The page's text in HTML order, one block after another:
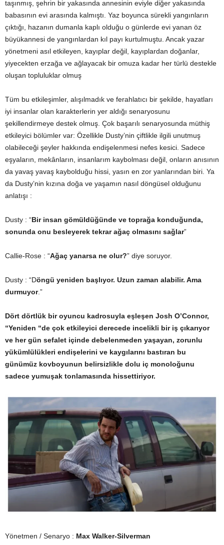
taşınmış, şehrin bir yakasında annesinin eviyle diğer yakasında
babasının evi arasında kalmıştı. Yaz boyunca sürekli yangınların
çıktığı, hazanın dumanla kaplı olduğu o günlerde evi yanan öz
büyükannesi de yangınlardan kıl payı kurtulmuştu. Ancak yazar
yönetmeni asıl etkileyen, kayıplar değil, kayıplardan doğanlar,
yiyecekten erzağa ve ağlayacak bir omuza kadar her türlü destekle
oluşan topluluklar olmuş
Tüm bu etkileşimler, alışılmadık ve ferahlatıcı bir şekilde, hayatları
iyi insanlar olan karakterlerin yer aldığı senaryosunu
şekillendirmeye destek olmuş. Çok başarılı senaryosunda müthiş
etkileyici bölümler var: Özellikle Dusty’nin çiftlikle ilgili unutmuş
olabileceği şeyler hakkında endişelenmesi nefes kesici. Sadece
eşyaların, mekânların, insanlarım kaybolması değil, onların anısının
da yavaş yavaş kaybolduğu hissi, yasın en zor yanlarından biri. Ya
da Dusty’nin kızına doğa ve yaşamın nasıl döngüsel olduğunu
anlatışı :
Dusty : “Bir insan gömüldüğünde ve toprağa konduğunda,
sonunda onu besleyerek tekrar ağaç olmasını sağlar”
Callie-Rose : “Ağaç yanarsa ne olur?” diye soruyor.
Dusty : “Döngü yeniden başlıyor. Uzun zaman alabilir. Ama
durmuyor.”
Dört dörtlük bir oyuncu kadrosuyla eşleşen Josh O’Connor,
“Yeniden “de çok etkileyici derecede incelikli bir iş çıkarıyor
ve her gün sefalet içinde debelenmeden yaşayan, zorunlu
yükümlülükleri endişelerini ve kaygılarını bastıran bu
günümüz kovboyunun belirsizlikle dolu iç monoloğunu
sadece yumuşak tonlamasında hissettiriyor.
Yönetmen / Senaryo : Max Walker-Silverman